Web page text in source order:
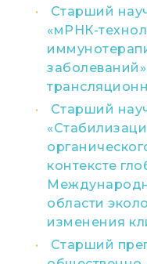
Старший
«мРНК-
Старший
контексте
области
изменения
Старший